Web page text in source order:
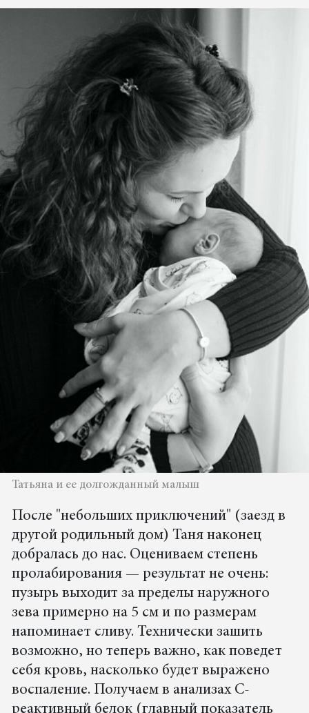
Татьяна и ее долгожданный малыш
После "небольших приключений" (заезд в
другой родильный дом) Таня наконец
добралась до нас. Оцениваем степень
пролабирования — результат не очень:
пузырь выходит за пределы наружного
зева примерно на 5 см и по размерам
напоминает сливу. Технически зашить
возможно, но теперь важно, как поведет
себя кровь, насколько будет выражено
воспаление. Получаем в анализах С-
реактивный белок (главный показатель